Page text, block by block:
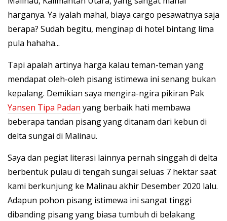
harganya. Ya iyalah mahal, biaya cargo pesawatnya saja
berapa? Sudah begitu, menginap di hotel bintang lima
pula hahaha...
Tapi apalah artinya harga kalau teman-teman yang
mendapat oleh-oleh pisang istimewa ini senang bukan
kepalang. Demikian saya mengira-ngira pikiran Pak
Yansen Tipa Padan yang berbaik hati membawa
beberapa tandan pisang yang ditanam dari kebun di
delta sungai di Malinau.
Saya dan pegiat literasi lainnya pernah singgah di delta
berbentuk pulau di tengah sungai seluas 7 hektar saat
kami berkunjung ke Malinau akhir Desember 2020 lalu.
Adapun pohon pisang istimewa ini sangat tinggi
dibanding pisang yang biasa tumbuh di belakang